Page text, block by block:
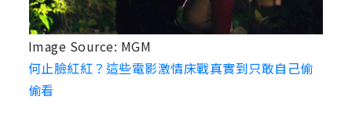
Image Source: MGM
何止臉紅紅？這些電影激情床戰真實到只敢自己偷
偷看